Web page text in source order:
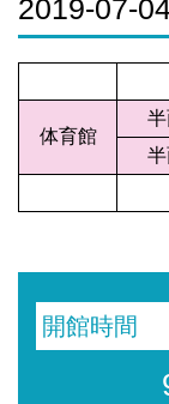
2019-07-
体育館
開館時間